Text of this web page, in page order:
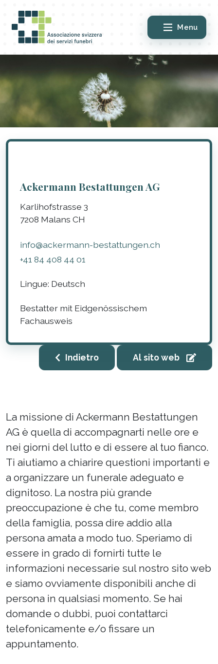
Menu
Ackermann Bestattungen AG
Karlihofstrasse 3
7208 Malans CH
info@ackermann-bestattungen.ch
+41 84 408 44 01
Lingue: Deutsch
Bestatter mit Eidgenössischem
Fachausweis
Indietro Al sito web
La missione di Ackermann Bestattungen
AG è quella di accompagnarti nelle ore e
nei giorni del lutto e di essere al tuo fianco.
Ti aiutiamo a chiarire questioni importanti e
a organizzare un funerale adeguato e
dignitoso. La nostra più grande
preoccupazione è che tu, come membro
della famiglia, possa dire addio alla
persona amata a modo tuo. Speriamo di
essere in grado di fornirti tutte le
informazioni necessarie sul nostro sito web
e siamo ovviamente disponibili anche di
persona in qualsiasi momento. Se hai
domande o dubbi, puoi contattarci
telefonicamente e/o fissare un
appuntamento.